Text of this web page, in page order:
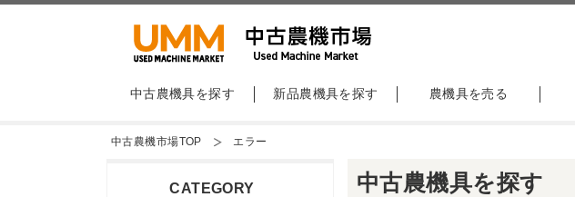
中古農機具を探す 新品農機具を探す 農機具を売る
中古農機市場TOP エラー
中古農機具を探す
CATEGORY